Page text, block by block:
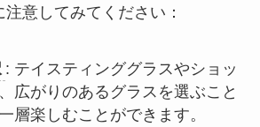
意してみてください：
: テイスティンググラスやショッ
広がりのあるグラスを選ぶこと
層楽しむことができます。